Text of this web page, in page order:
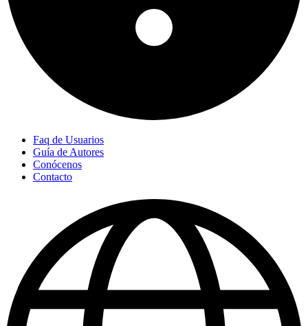
Faq de Usuarios
Guía de Autores
Conócenos
Contacto